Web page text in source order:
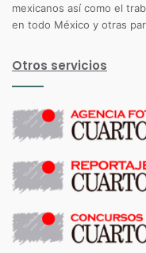
mexicanos así como el
en todo México y otras
Otros servicios